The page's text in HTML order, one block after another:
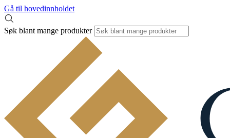
Gå til hovedinnholdet
Søk blant mange produkter